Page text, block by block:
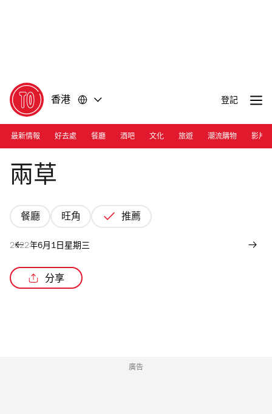
香港 登記
最新情報 好去處 餐廳 酒吧 文化 旅遊 潮流購物 影片
Photograph: Joshua Lin
兩草
餐廳 旺角 推薦
2022年6月1日星期三
分享
廣告